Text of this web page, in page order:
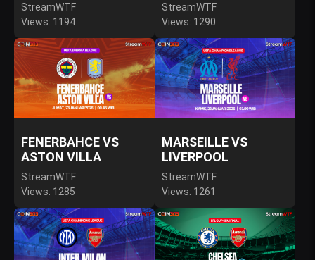
StreamWTF
Views: 1194
StreamWTF
Views: 1290
FENERBAHCE VS
ASTON VILLA
StreamWTF
Views: 1285
MARSEILLE VS
LIVERPOOL
StreamWTF
Views: 1261